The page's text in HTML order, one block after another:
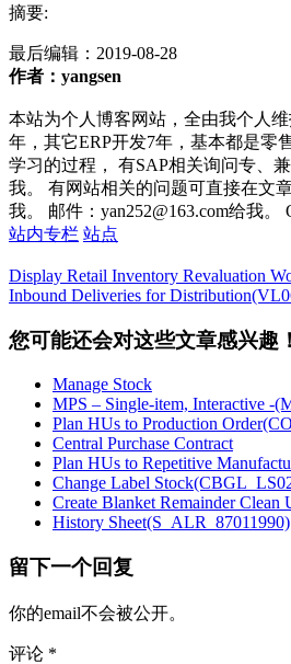
摘要:
最后编辑： 2019-08-28
作者：yangsen
本站为个人博客网站，全由我个人
年，其它ERP开发7年，基本都是零
学习的过程， 有SAP相关询问专、
我。 有网站相关的问题可直接在文
我。 邮件：yan252@163.com给我。
站内专栏 站点
Display Retail Inventory Revaluation
Inbound Deliveries for
您可能还会对这些文章感兴趣！
Manage Stock
MPS – Single-item, Interactive -
Plan HUs to Production
Central Purchase Contract
Plan HUs to Repetitive
Change Label
Create Blanket Remainder Clean
History Sheet(S_ALR_87011990)
留下一个回复
你的email不会被公开。
评论 *